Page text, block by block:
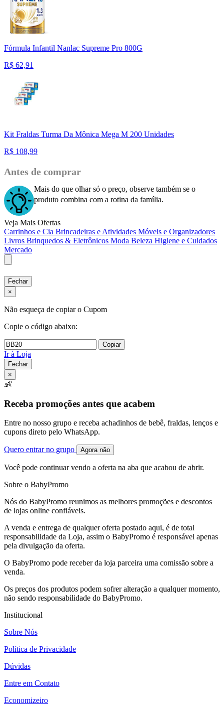
Fórmula Infantil Nanlac Supreme Pro 800G
R$ 62,91
Kit Fraldas Turma Da Mônica Mega M 200 Unidades
R$ 108,99
Antes de comprar
Mais do que olhar só o preço, observe também se o
produto combina com a rotina da família.
Veja Mais Ofertas
Carrinhos e Cia Brincadeiras e Atividades Móveis e Organizadores
Livros Brinquedos & Eletrônicos Moda Beleza Higiene e Cuidados
Mercado
Fechar
×
Não esqueça de copiar o Cupom
Copie o código abaixo:
Copiar
Ir à Loja
Fechar
×
👶
Receba promoções antes que acabem
Entre no nosso grupo e receba achadinhos de bebê, fraldas, lenços e
cupons direto pelo WhatsApp.
Quero entrar no grupo Agora não
Você pode continuar vendo a oferta na aba que acabou de abrir.
Sobre o BabyPromo
Nós do BabyPromo reunimos as melhores promoções e descontos
de lojas online confiáveis.
A venda e entrega de qualquer oferta postado aqui, é de total
responsabilidade da Loja, assim o BabyPromo é responsável apenas
pela divulgação da oferta.
O BabyPromo pode receber da loja parceira uma comissão sobre a
venda.
Os preços dos produtos podem sofrer alteração a qualquer momento,
não sendo responsabilidade do BabyPromo.
Institucional
Sobre Nós
Política de Privacidade
Dúvidas
Entre em Contato
Economizeiro